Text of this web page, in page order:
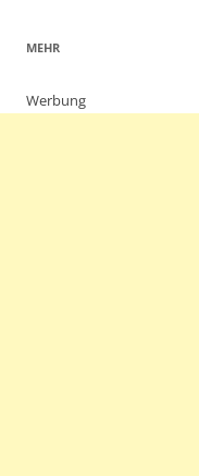
MEHR
Werbung